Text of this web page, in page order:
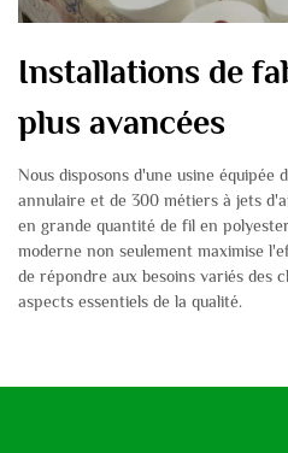
Installations de
plus avancées
Nous disposons d'une usine équipée
annulaire et de 300 métiers à jets
en grande quantité de fil en
moderne non seulement maximise
de répondre aux besoins variés des
aspects essentiels de la qualité.